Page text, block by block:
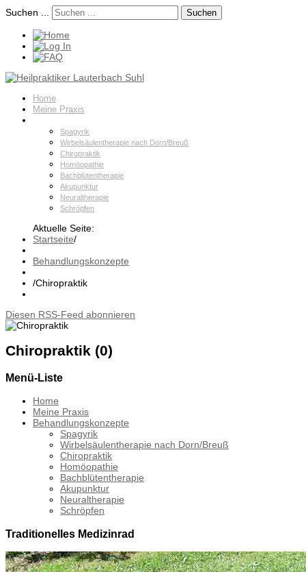
Suchen ... Suchen
Home
Meine Praxis
Spagyrik
Wirbelsäulentherapie nach Dorn/Breuß
Chiropraktik
Homöopathie
Bachblütentherapie
Akupunktur
Neuraltherapie
Schröpfen
Aktuelle Seite:
Startseite/
Behandlungskonzepte
/Chiropraktik
Diesen RSS-Feed abonnieren
Chiropraktik (0)
Menü-Liste
Home
Meine Praxis
Behandlungskonzepte
Spagyrik
Wirbelsäulentherapie nach Dorn/Breuß
Chiropraktik
Homöopathie
Bachblütentherapie
Akupunktur
Neuraltherapie
Schröpfen
Traditionelles Medizinrad